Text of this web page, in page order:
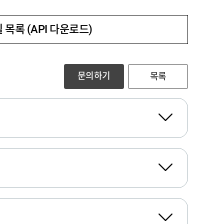
목록 (API 다운로드)
문의하기 목록